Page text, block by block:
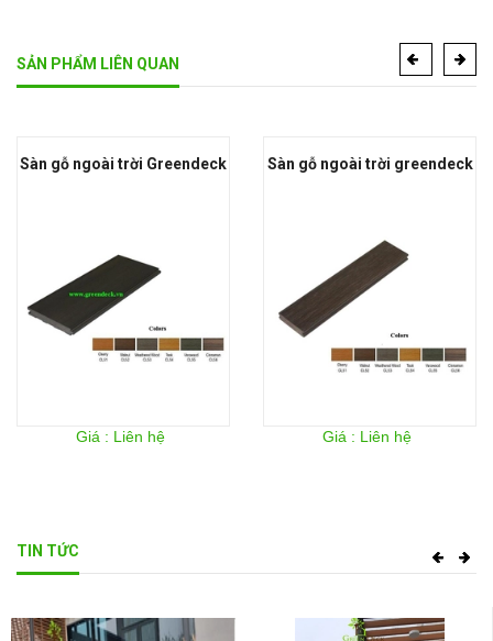
SẢN PHẨM LIÊN QUAN
Sàn gỗ ngoài trời Greendeck
Giá : Liên hệ
Sàn gỗ ngoài trời greendeck
Giá : Liên hệ
TIN TỨC